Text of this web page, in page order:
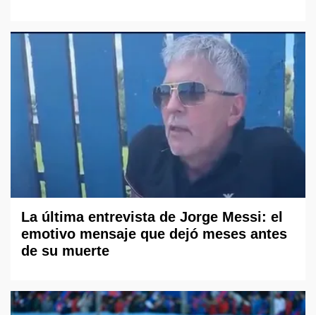
La última entrevista de Jorge Messi: el
emotivo mensaje que dejó meses antes
de su muerte